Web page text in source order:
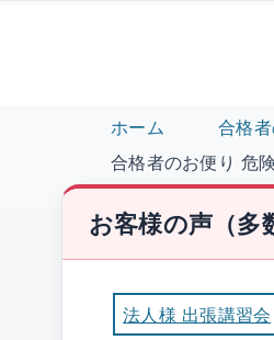
ホーム 合格者
合格者のお便り 危
お客様の声（多
法人様 出張講習会